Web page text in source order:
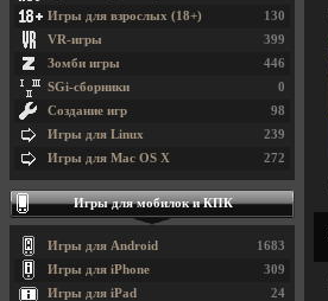
130
Игры для взрослых (18+)
399
VR-игры
446
Зомби игры
0
SGi-сборники
98
Создание игр
239
Игры для Linux
272
Игры для Mac OS X
Игры для мобилок и КПК
1683
Игры для Android
309
Игры для iPhone
24
Игры для iPad